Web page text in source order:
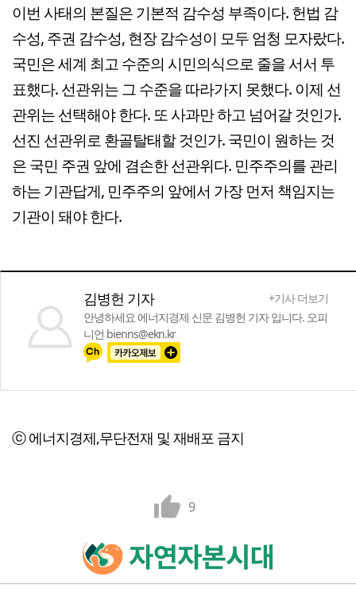
이번 사태의 본질은 기본적 감수성 부족이다. 헌법 감
수성, 주권 감수성, 현장 감수성이 모두 엄청 모자랐다.
국민은 세계 최고 수준의 시민의식으로 줄을 서서 투
표했다. 선관위는 그 수준을 따라가지 못했다. 이제 선
관위는 선택해야 한다. 또 사과만 하고 넘어갈 것인가.
선진 선관위로 환골탈태할 것인가. 국민이 원하는 것
은 국민 주권 앞에 겸손한 선관위다. 민주주의를 관리
하는 기관답게, 민주주의 앞에서 가장 먼저 책임지는
기관이 돼야 한다.
김병헌 기자
+기사 더보기
안녕하세요 에너지경제 신문 김병헌 기자 입니다. 오피
니언 bienns@ekn.kr
ⓒ 에너지경제,무단전재 및 재배포 금지
9